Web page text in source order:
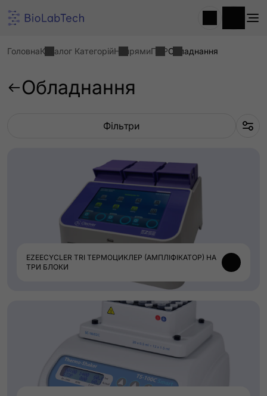
ГоловнаКаталог КатегорійНапрямиПЛРОбладнання
Обладнання
Фільтри
EZEECYCLER TRI ТЕРМОЦИКЛЕР (АМПЛІФІКАТОР) НА
ТРИ БЛОКИ